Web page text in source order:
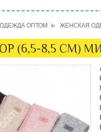
ОПТОМ ЖЕНСКАЯ
(6,5-8,5 СМ)